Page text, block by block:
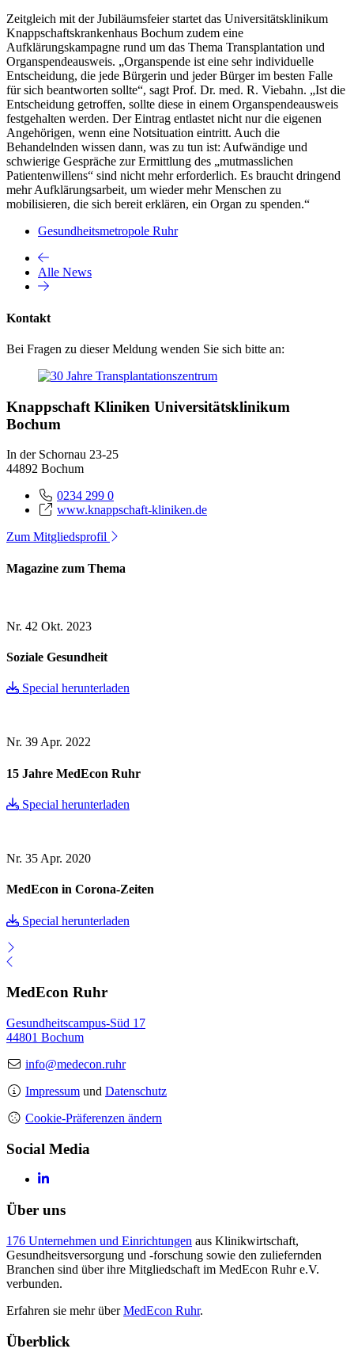
Zeitgleich mit der Jubiläumsfeier startet das Universitätsklinikum
Knappschaftskrankenhaus Bochum zudem eine
Aufklärungskampagne rund um das Thema Transplantation und
Organspendeausweis. „Organspende ist eine sehr individuelle
Entscheidung, die jede Bürgerin und jeder Bürger im besten Falle
für sich beantworten sollte“, sagt Prof. Dr. med. R. Viebahn. „Ist die
Entscheidung getroffen, sollte diese in einem Organspendeausweis
festgehalten werden. Der Eintrag entlastet nicht nur die eigenen
Angehörigen, wenn eine Notsituation eintritt. Auch die
Behandelnden wissen dann, was zu tun ist: Aufwändige und
schwierige Gespräche zur Ermittlung des „mutmasslichen
Patientenwillens“ sind nicht mehr erforderlich. Es braucht dringend
mehr Aufklärungsarbeit, um wieder mehr Menschen zu
mobilisieren, die sich bereit erklären, ein Organ zu spenden.“
Gesundheitsmetropole Ruhr
Alle News
Kontakt
Bei Fragen zu dieser Meldung wenden Sie sich bitte an:
Knappschaft Kliniken Universitätsklinikum
Bochum
In der Schornau 23-25
44892 Bochum
0234 299 0
www.knappschaft-kliniken.de
Zum Mitgliedsprofil
Magazine zum Thema
Nr. 42 Okt. 2023
Soziale Gesundheit
Special herunterladen
Nr. 39Apr. 2022
15 Jahre MedEcon Ruhr
Special herunterladen
Nr. 35 Apr. 2020
MedEcon in Corona-Zeiten
Special herunterladen
MedEcon Ruhr
Gesundheitscampus-Süd 17
44801 Bochum
info@medecon.ruhr
Impressum und Datenschutz
Cookie-Präferenzen ändern
Social Media
Über uns
176 Unternehmen und Einrichtungen aus Klinikwirtschaft,
Gesundheitsversorgung und -forschung sowie den zuliefernden
Branchen sind über ihre Mitgliedschaft im MedEcon Ruhr e.V.
verbunden.
Erfahren sie mehr überMedEcon Ruhr.
Überblick